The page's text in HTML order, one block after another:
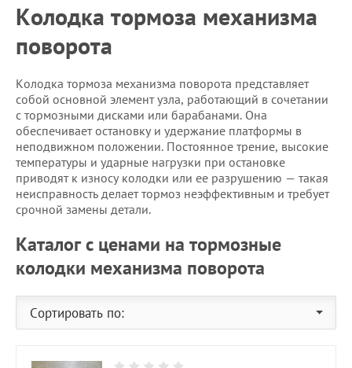
Колодка тормоза механизма
поворота
Колодка тормоза механизма поворота представляет
собой основной элемент узла, работающий в сочетании
с тормозными дисками или барабанами. Она
обеспечивает остановку и удержание платформы в
неподвижном положении. Постоянное трение, высокие
температуры и ударные нагрузки при остановке
приводят к износу колодки или ее разрушению — такая
неисправность делает тормоз неэффективным и требует
срочной замены детали.
Каталог с ценами на тормозные
колодки механизма поворота
Сортировать по: